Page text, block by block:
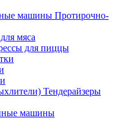
Протирочно-
мяса
для пиццы
Тендерайзеры